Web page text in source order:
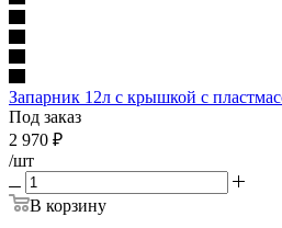
Запарник 12л с крышкой с
Под заказ
2 970 ₽
/шт
В корзину